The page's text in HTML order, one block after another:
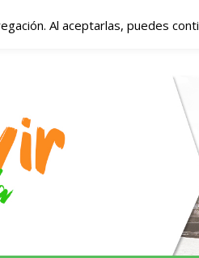
–
en
Al aceptarlas, puedes